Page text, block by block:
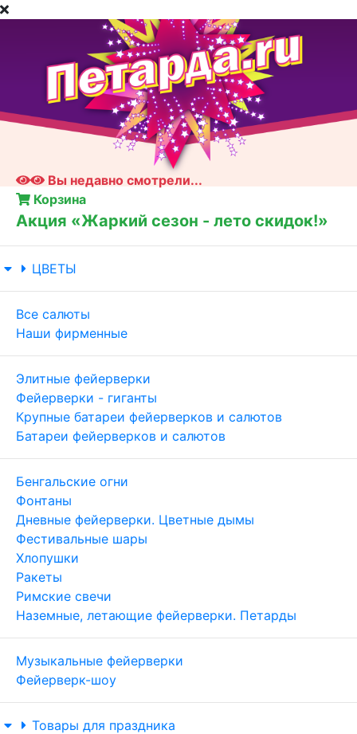
Вы недавно смотрели...
Корзина
Акция «Жаркий сезон - лето скидок!»
ЦВЕТЫ
Все салюты
Наши фирменные
Элитные фейерверки
Фейерверки - гиганты
Крупные батареи фейерверков и салютов
Батареи фейерверков и салютов
Бенгальские огни
Фонтаны
Дневные фейерверки. Цветные дымы
Фестивальные шары
Хлопушки
Ракеты
Римские свечи
Наземные, летающие фейерверки. Петарды
Музыкальные фейерверки
Фейерверк-шоу
Товары для праздника